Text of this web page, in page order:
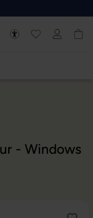
- Windows